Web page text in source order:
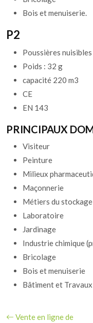
Bois et menuiserie.
P2
Poussières
Poids : 32 g
capacité 220 m3
CE
EN 143
PRINCIPAUX
Visiteur
Peinture
Milieux
Maçonnerie
Métiers du stockage
Laboratoire
Jardinage
Industrie chimique
Bricolage
Bois et menuiserie
Bâtiment et
Vente en ligne de